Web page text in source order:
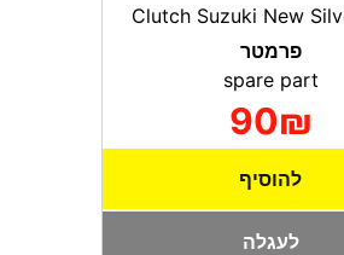
Clutch Suzuki New
פרמטר
90₪
להוסיף
לעגלה